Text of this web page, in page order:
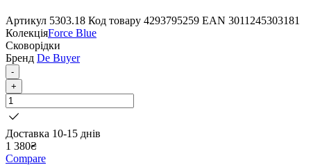
Артикул 5303.18 Код товару 4293795259 EAN 3011245303181
КолекціяForce Blue
Сковорідки
Бренд De Buyer
-
+
Доставка 10-15 днів
1 380₴
Compare